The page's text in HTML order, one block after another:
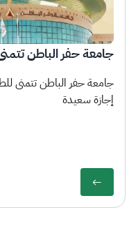
جامعة حفر الباطن
جامعة حفر الباطن تتمنى
إجازة سعيدة